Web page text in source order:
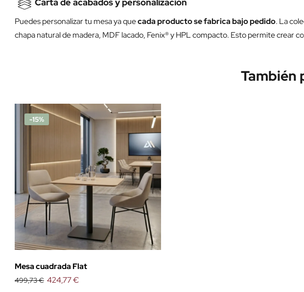
Carta de acabados y personalización
Puedes personalizar tu mesa ya quecada producto se fabrica bajo pedido. La
chapa natural de madera, MDF lacado, Fenix® y HPL compacto. Esto permite crear
También
-15%
Mesa cuadrada Flat
499,73 € 424,77 €